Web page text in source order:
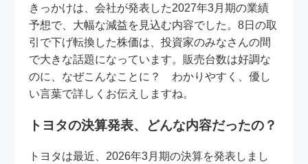
きっかけは、会社が発表した2027年3月期の業績
予想で、大幅な減益を見込む内容でした。8日の取
引で下げ転換した株価は、投資家のみなさんの間
で大きな話題になっています。販売台数は好調な
のに、なぜこんなことに？ わかりやすく、優し
い言葉で詳しくお伝えしますね。
トヨタの決算発表、どんな内容だったの？
トヨタは最近、2026年3月期の決算を発表しまし